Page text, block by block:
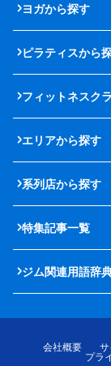
ヨガから探す
ピラティスから
フィットネスク
エリアから探す
系列店から探す
特集記事一覧
ジム関連用語辞
会社概要
プラ